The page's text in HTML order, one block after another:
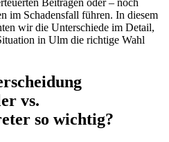
Beiträgen oder – noch
im Schadensfall führen. In diesem
wir die Unterschiede im Detail,
in Ulm die richtige Wahl
vs.
so wichtig?